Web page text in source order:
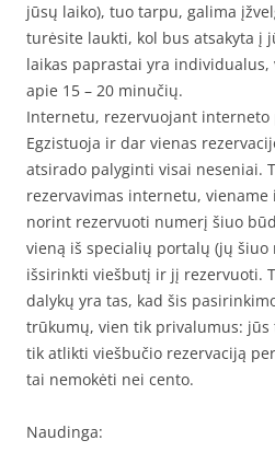
jūsų laiko), tuo tarpu, galima
turėsite laukti, kol bus atsakyta į
laikas paprastai yra
apie 15 – 20 minučių.
Internetu, rezervuojant interneto
Egzistuoja ir dar vienas
atsirado palyginti visai neseniai.
rezervavimas internetu,
norint rezervuoti numerį šiuo
vieną iš specialių portalų (jų šiuo
išsirinkti viešbutį ir jį rezervuoti.
dalykų yra tas, kad šis
trūkumų, vien tik privalumus:
tik atlikti viešbučio rezervaciją
tai nemokėti nei cento.
Naudinga: